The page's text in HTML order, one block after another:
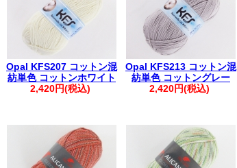
Opal KFS207 コットン混
紡単色 コットンホワイト
2,420円(税込)
Opal KFS213 コットン混
紡単色 コットングレー
2,420円(税込)